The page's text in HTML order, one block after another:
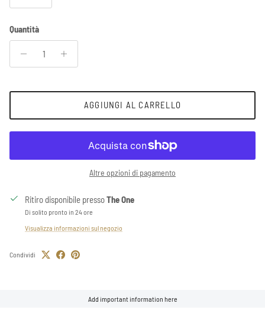
Quantità
AGGIUNGI AL CARRELLO
Altre opzioni di pagamento
Ritiro disponibile pressoThe One
Di solito pronto in 24 ore
Visualizza informazioni sul negozio
Condividi
Add important information here